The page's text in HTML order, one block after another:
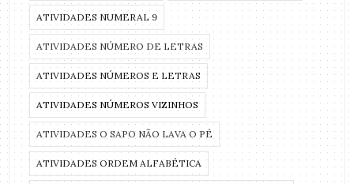
ATIVIDADES NUMERAL 9
ATIVIDADES NÚMERO DE LETRAS
ATIVIDADES NÚMEROS E LETRAS
ATIVIDADES NÚMEROS VIZINHOS
ATIVIDADES O SAPO NÃO LAVA O PÉ
ATIVIDADES ORDEM ALFABÉTICA